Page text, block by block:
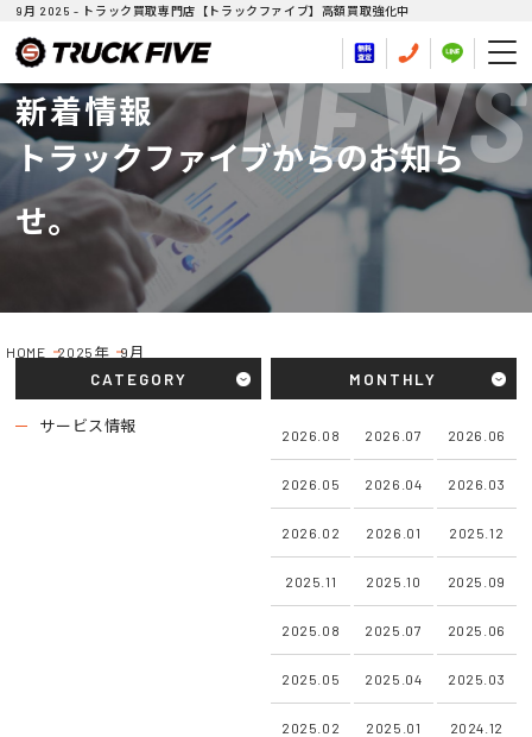
9月 2025 - トラック買取専門店【トラックファイブ】高額買取強化中
新着情報
トラックファイブからのお知ら
せ。
HOME 2025年 9月
NEWS
CATEGORY
サービス情報
MONTHLY
2026.08 2026.07 2026.06
2026.05 2026.04 2026.03
2026.02 2026.01 2025.12
2025.11 2025.10 2025.09
2025.08 2025.07 2025.06
2025.05 2025.04 2025.03
2025.02 2025.01 2024.12